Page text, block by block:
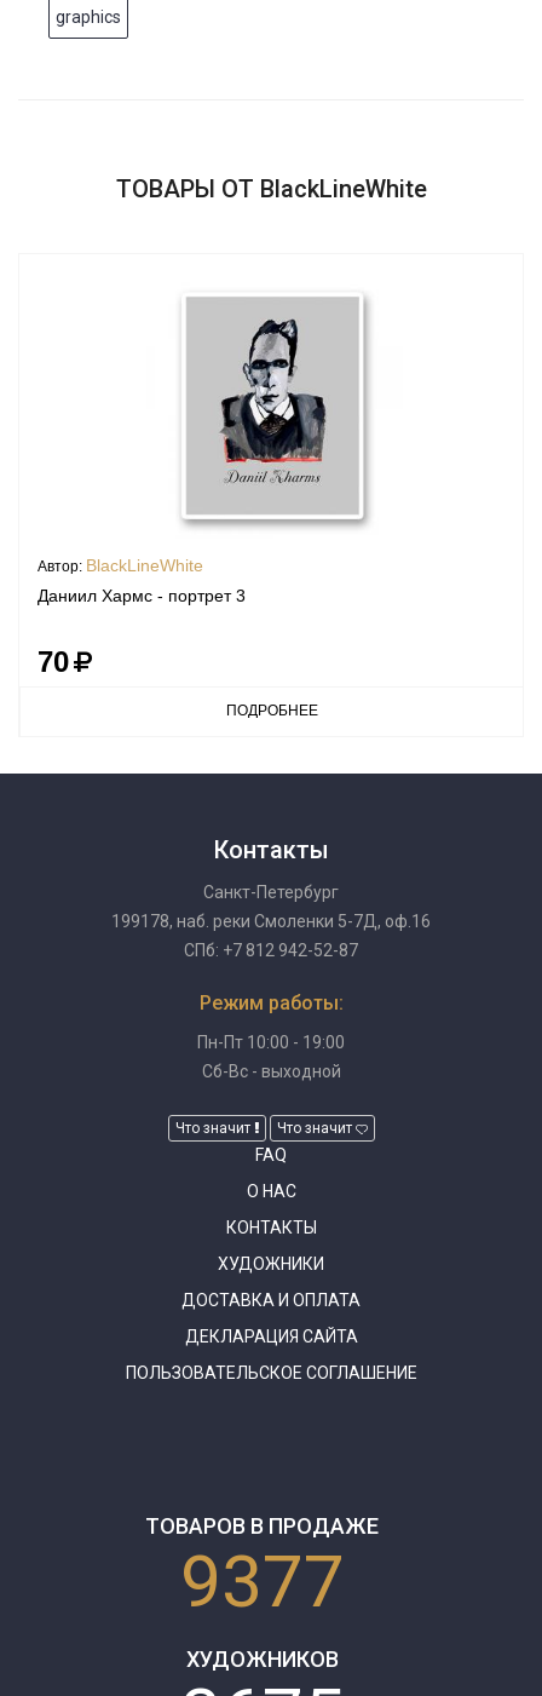
graphics
ТОВАРЫ ОТ BlackLineWhite
Автор: BlackLineWhite
Даниил Хармс - портрет 3
70
ПОДРОБНЕЕ
Контакты
Санкт-Петербург
199178, наб. реки Смоленки 5-7Д, оф.16
СПб: +7 812 942-52-87
Режим работы:
Пн-Пт 10:00 - 19:00
Сб-Вс - выходной
Что значит Что значит
FAQ
О НАС
КОНТАКТЫ
ХУДОЖНИКИ
ДОСТАВКА И ОПЛАТА
ДЕКЛАРАЦИЯ САЙТА
ПОЛЬЗОВАТЕЛЬСКОЕ СОГЛАШЕНИЕ
ТОВАРОВ В ПРОДАЖЕ
9377
ХУДОЖНИКОВ